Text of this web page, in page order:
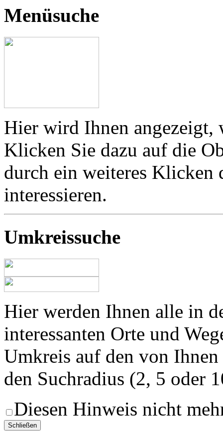
Menüsuche
Hier wird Ihnen angezeigt,
Klicken Sie dazu auf die
durch ein weiteres Klicken
interessieren.
Umkreissuche
Hier werden Ihnen alle in
interessanten Orte und
Umkreis auf den von
den Suchradius (2, 5 oder
Diesen Hinweis nicht
Schließen